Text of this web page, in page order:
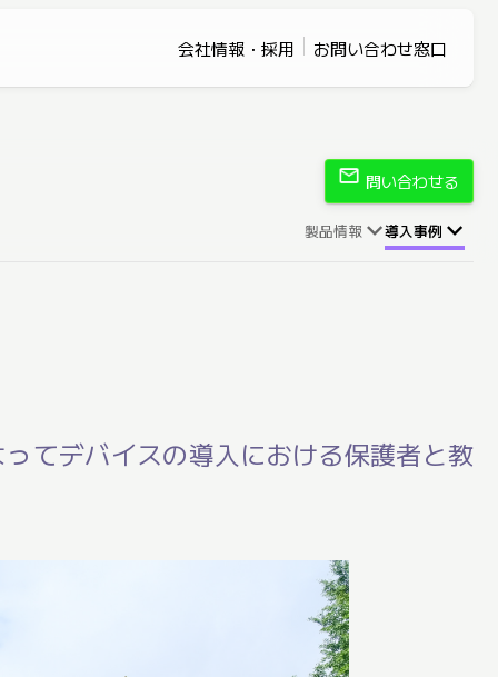
会社情報・採用 お問い合わせ窓口
mail 問い合わせる
製品情報 導入事例
てデバイスの導入における保護者と教